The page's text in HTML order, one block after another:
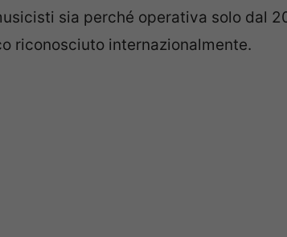
sia perché operativa solo dal
riconosciuto internazionalmente.